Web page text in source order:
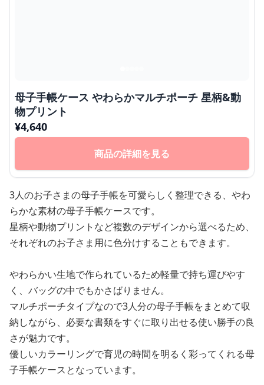
母子手帳ケース やわらかマルチポーチ 星柄&動
物プリント
¥4,640
商品の詳細を見る
3人のお子さまの母子手帳を可愛らしく整理できる、やわ
らかな素材の母子手帳ケースです。
星柄や動物プリントなど複数のデザインから選べるため、
それぞれのお子さま用に色分けすることもできます。
やわらかい生地で作られているため軽量で持ち運びやす
く、バッグの中でもかさばりません。
マルチポーチタイプなので3人分の母子手帳をまとめて収
納しながら、必要な書類をすぐに取り出せる使い勝手の良
さが魅力です。
優しいカラーリングで育児の時間を明るく彩ってくれる母
子手帳ケースとなっています。